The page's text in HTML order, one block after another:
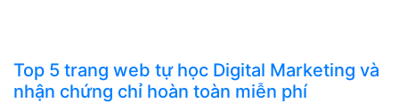
Top 5 trang web tự học Digital Marketing và
nhận chứng chỉ hoàn toàn miễn phí